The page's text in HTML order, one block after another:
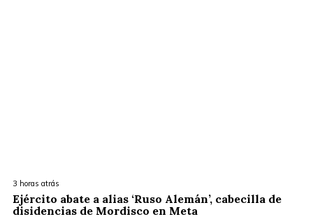
3 horas atrás
Ejército abate a alias ‘Ruso Alemán’, cabecilla de
disidencias de Mordisco en Meta